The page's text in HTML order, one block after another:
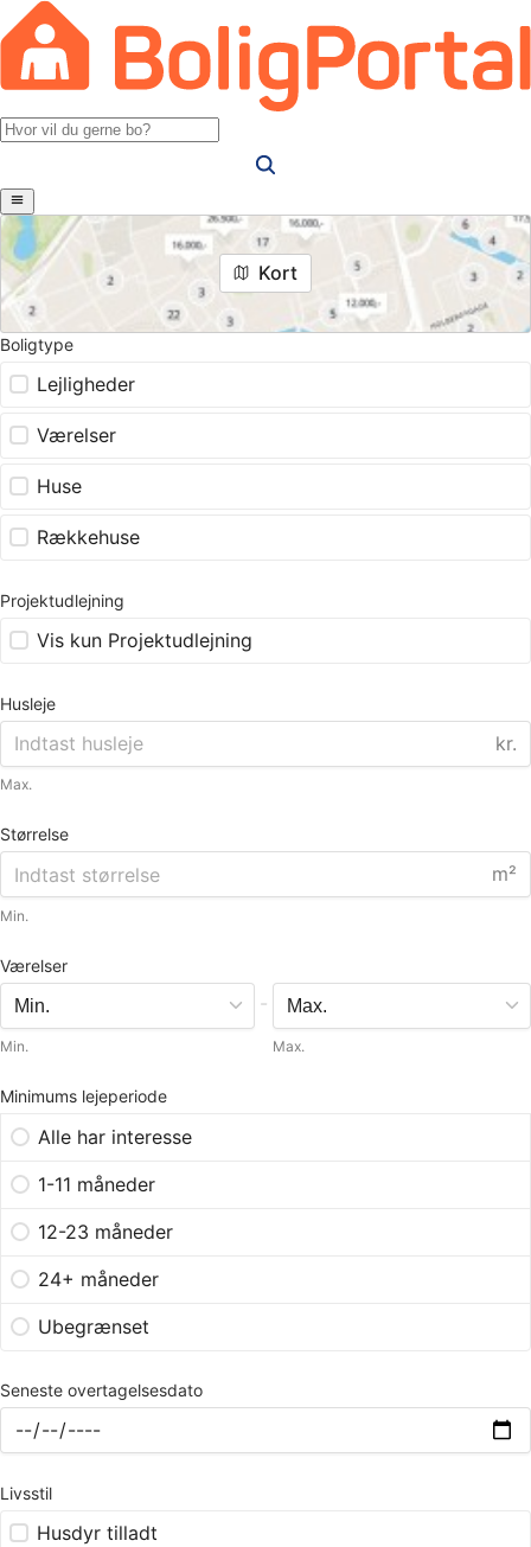
Kort
Boligtype
Lejligheder
Værelser
Huse
Rækkehuse
Projektudlejning
Vis kun Projektudlejning
Husleje
kr.
Max.
Størrelse
m²
Min.
Værelser
Min.
-
Max.
Minimums lejeperiode
Alle har interesse
1-11 måneder
12-23 måneder
24+ måneder
Ubegrænset
Seneste overtagelsesdato
Livsstil
Husdyr tilladt